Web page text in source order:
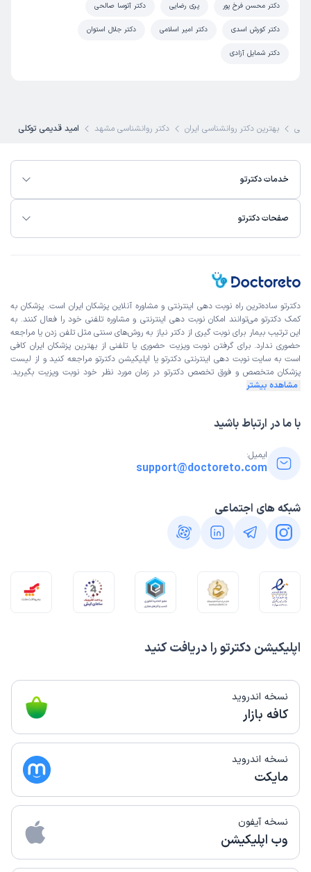
دکتر محسن فرخ پور پری رضایی دکتر آتوسا صالحی
دکتر کورش اسدی دکتر امیر اسلامی دکتر جلال استوان
دکتر شمایل آزادی
بهترین دکتر روانشناسی ایران دکتر روانشناسی مشهد امید قدیمی توکلی
خدمات دکترتو
صفحات دکترتو
اپلیکیشن دکترتو را دریافت کنید
نسخه اندروید
کافه بازار
نسخه اندروید
مایکت
نسخه آیفون
وب اپلیکیشن
دکترتو ساده‌ترین راه نوبت‌ دهی اینترنتی و مشاوره آنلاین پزشکان ایران است. پزشکان به
کمک دکترتو می‌توانند امکان نوبت دهی اینترنتی و مشاوره تلفنی خود را فعال کنند. به
این ترتیب بیمار برای نوبت گیری از دکتر نیاز به روش‌های سنتی مثل تلفن زدن یا مراجعه
حضوری ندارد. برای گرفتن نوبت ویزیت حضوری یا تلفنی از بهترین پزشکان ایران کافی
است به سایت نوبت دهی اینترنتی دکترتو یا اپلیکیشن دکترتو مراجعه کنید و از لیست
پزشکان متخصص و فوق تخصص دکترتو در زمان مورد نظر خود نوبت ویزیت بگیرید.
مشاهده بیشتر
با ما در ارتباط باشید
ایمیل:
support@doctoreto.com
شبکه های اجتماعی